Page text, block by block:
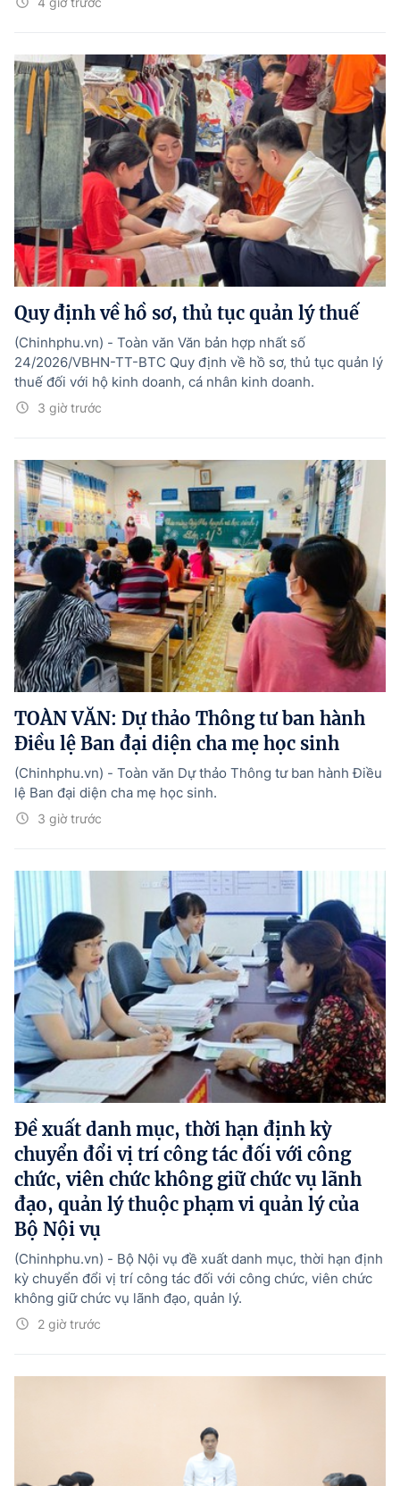
Quy định về hồ sơ, thủ tục quản lý thuế
3 giờ trước
(Chinhphu.vn) - Toàn văn Văn bản hợp nhất số
24/2026/VBHN-TT-BTC Quy định về hồ sơ, thủ tục quản lý
thuế đối với hộ kinh doanh, cá nhân kinh doanh.
TOÀN VĂN: Dự thảo Thông tư ban hành
Điều lệ Ban đại diện cha mẹ học sinh
3 giờ trước
(Chinhphu.vn) - Toàn văn Dự thảo Thông tư ban hành Điều
lệ Ban đại diện cha mẹ học sinh.
Đề xuất danh mục, thời hạn định kỳ
chuyển đổi vị trí công tác đối với công
chức, viên chức không giữ chức vụ lãnh
đạo, quản lý thuộc phạm vi quản lý của
Bộ Nội vụ
2 giờ trước
(Chinhphu.vn) - Bộ Nội vụ đề xuất danh mục, thời hạn định
kỳ chuyển đổi vị trí công tác đối với công chức, viên chức
không giữ chức vụ lãnh đạo, quản lý.